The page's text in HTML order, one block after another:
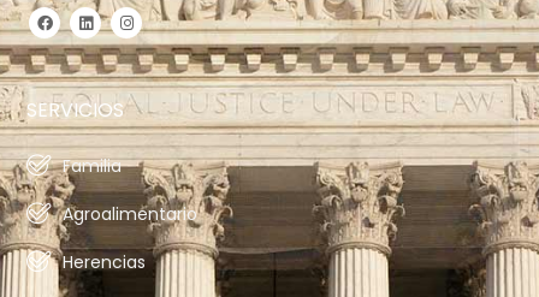
SERVICIOS
Familia
Agroalimentario
Herencias